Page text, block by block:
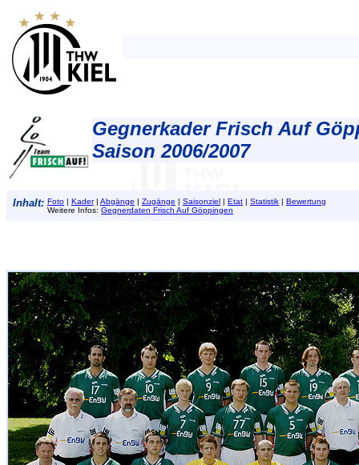
Gegnerkader Frisch Auf
Saison 2006/2007
Inhalt: Foto | Kader| Abgänge | Zugänge | Saisonziel | Etat | Statistik | Bewertung
Weitere Infos: Gegnerdaten Frisch Auf Göppingen